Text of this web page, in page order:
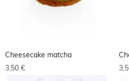
Cheesecake matcha
3,50 €